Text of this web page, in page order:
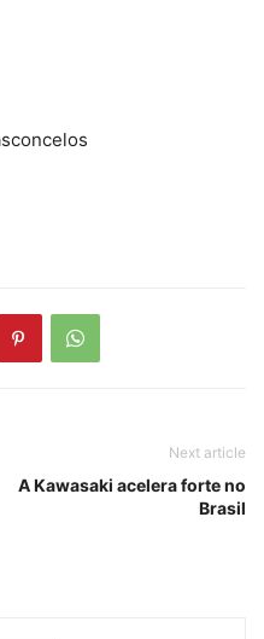
Next article
A Kawasaki acelera forte no
Brasil